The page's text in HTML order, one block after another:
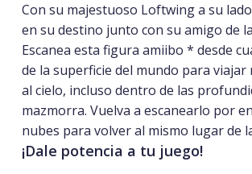
Con su majestuoso Loftwing a su
en su destino junto con su amigo de
Escanea esta figura amiibo * desde
de la superficie del mundo para viajar
al cielo, incluso dentro de las
mazmorra. Vuelva a escanearlo por
nubes para volver al mismo lugar de
¡Dale potencia a tu juego!